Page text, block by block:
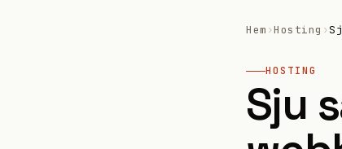
Hem ›Hosting ›
HOSTING
Sju